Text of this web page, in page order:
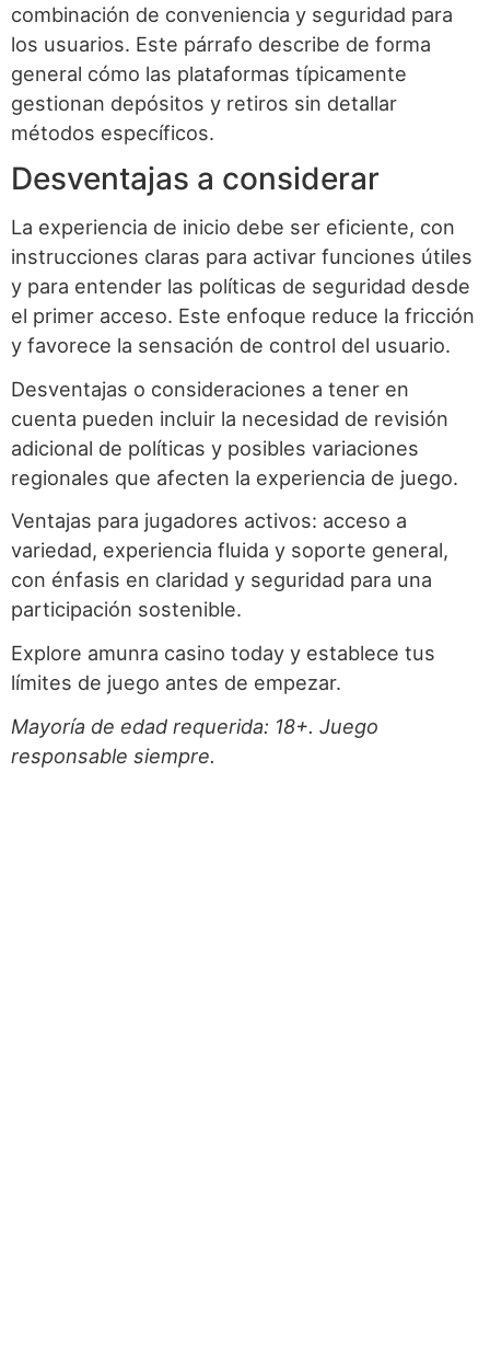
combinación de conveniencia y seguridad para
los usuarios. Este párrafo describe de forma
general cómo las plataformas típicamente
gestionan depósitos y retiros sin detallar
métodos específicos.
Desventajas a considerar
La experiencia de inicio debe ser eficiente, con
instrucciones claras para activar funciones útiles
y para entender las políticas de seguridad desde
el primer acceso. Este enfoque reduce la fricción
y favorece la sensación de control del usuario.
Desventajas o consideraciones a tener en
cuenta pueden incluir la necesidad de revisión
adicional de políticas y posibles variaciones
regionales que afecten la experiencia de juego.
Ventajas para jugadores activos: acceso a
variedad, experiencia fluida y soporte general,
con énfasis en claridad y seguridad para una
participación sostenible.
Explore amunra casino today y establece tus
límites de juego antes de empezar.
Mayoría de edad requerida: 18+. Juego
responsable siempre.